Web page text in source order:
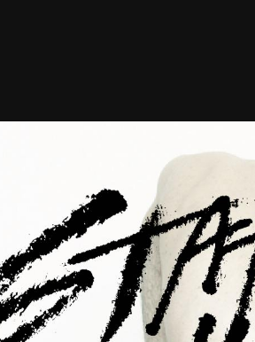
ง เนื้อหาที่แนะนำ รายละเอียด